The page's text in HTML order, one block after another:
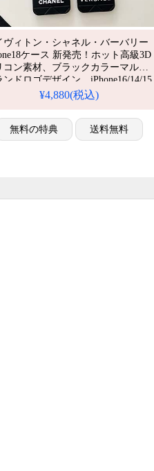
ヴィトン・シャネル・バーバリー
ケース 新発売！ホット高級3D
コン素材、ブラックカラーマルチ
ンドロゴデザイン。iPhone16/14/15
種対応。芸能人も愛用する人気ブ
いいブランドロゴスタイルが流行
格安で手に入り、
16promaxケースとしても使
¥4,880(税込)
無料の特典 送料無料